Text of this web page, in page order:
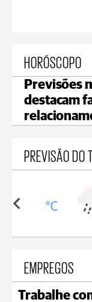
HORÓSCOPO
Previsões
destacam
PREVISÃO DO
18°C
EMPREGOS
Trabalhe